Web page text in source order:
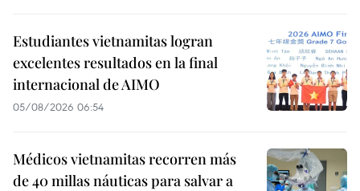
Estudiantes vietnamitas logran
excelentes resultados en la final
internacional de AIMO
05/08/2026 06:54
Médicos vietnamitas recorren más
de 40 millas náuticas para salvar a